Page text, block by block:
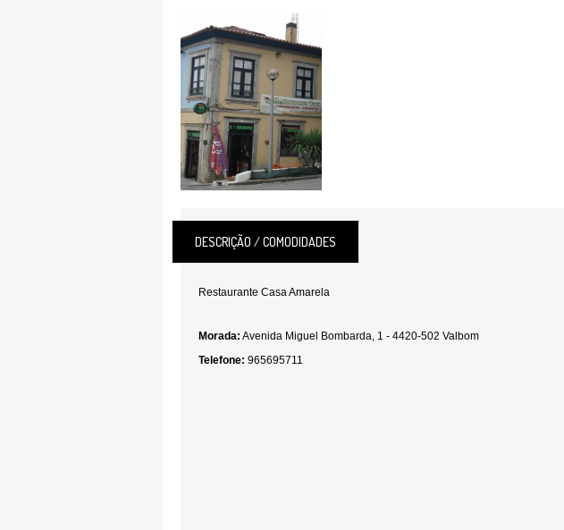
DESCRIÇÃO / COMODIDADES
Restaurante Casa Amarela
Morada: Avenida Miguel Bombarda, 1 - 4420-502 Valbom
Telefone: 965695711